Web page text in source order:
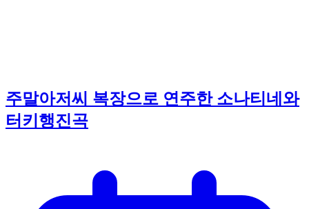
주말아저씨 복장으로 연주한 소나티네와
터키행진곡